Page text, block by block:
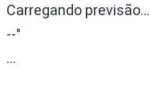
Carregando previsão...
--°
...